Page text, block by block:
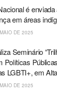
é
em áreas
DE 2025
Seminário
Políticas
LGBTI+, em
DE 2025